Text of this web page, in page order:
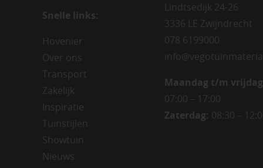
Snelle links:
Hovenier
Over ons
Transport
Zakelijk
Inspiratie
Tuinstijlen
Showtuin
Nieuws
Lindtsedijk 24-26
3336 LE Zwijndrecht
078 6199000
Maandag t/m
07:00 – 17:00
Zaterdag: 08:30 –